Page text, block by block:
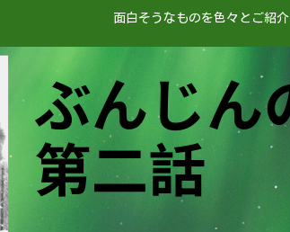
面白そうなものを色々とご紹介